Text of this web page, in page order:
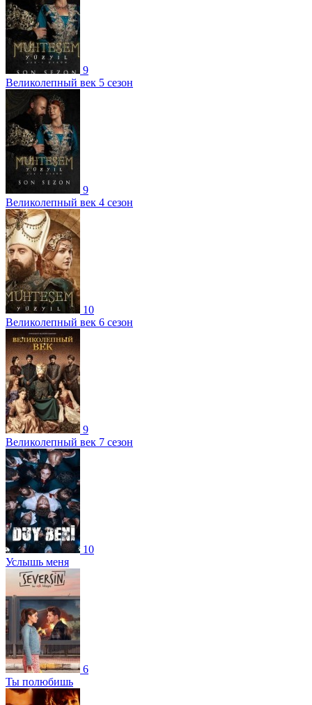
9
Великолепный век 5 сезон
9
Великолепный век 4 сезон
10
Великолепный век 6 сезон
9
Великолепный век 7 сезон
10
Услышь меня
6
Ты полюбишь